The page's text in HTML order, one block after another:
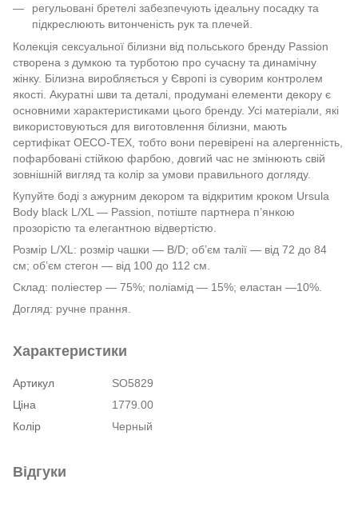
регульовані бретелі забезпечують ідеальну посадку та
підкреслюють витонченість рук та плечей.
Колекція сексуальної білизни від польського бренду Passion
створена з думкою та турботою про сучасну та динамічну
жінку. Білизна виробляється у Європі із суворим контролем
якості. Акуратні шви та деталі, продумані елементи декору є
основними характеристиками цього бренду. Усі матеріали, які
використовуються для виготовлення білизни, мають
сертифікат OECO-TEX, тобто вони перевірені на алергенність,
пофарбовані стійкою фарбою, довгий час не змінюють свій
зовнішній вигляд та колір за умови правильного догляду.
Купуйте боді з ажурним декором та відкритим кроком Ursula
Body black L/XL — Passion, потіште партнера п’янкою
прозорістю та елегантною відвертістю.
Розмір L/XL: розмір чашки — B/D; об’єм талії — від 72 до 84
см; об’єм стегон — від 100 до 112 см.
Склад: поліестер — 75%; поліамід — 15%; еластан —10%.
Догляд: ручне прання.
Характеристики
Артикул
SO5829
Ціна
1779.00
Колір
Черный
Відгуки